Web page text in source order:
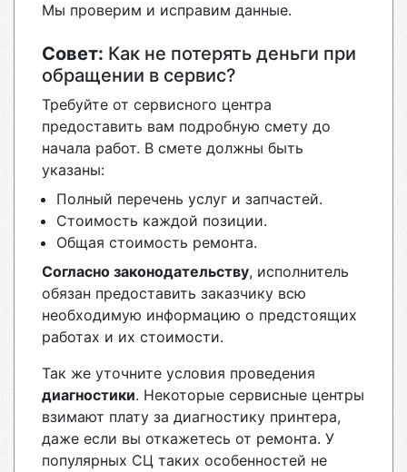
Мы проверим и исправим данные.
Совет: Как не потерять деньги при
обращении в сервис?
Требуйте от сервисного центра
предоставить вам подробную смету до
начала работ. В смете должны быть
указаны:
Полный перечень услуг и запчастей.
Стоимость каждой позиции.
Общая стоимость ремонта.
Согласно законодательству, исполнитель
обязан предоставить заказчику всю
необходимую информацию о предстоящих
работах и их стоимости.
Так же уточните условия проведения
диагностики. Некоторые сервисные центры
взимают плату за диагностику принтера,
даже если вы откажетесь от ремонта. У
популярных СЦ таких особенностей не